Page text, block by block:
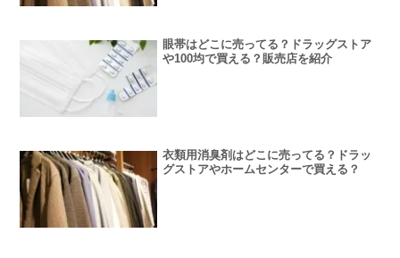
眼帯はどこに売ってる？ドラッグストア
や100均で買える？販売店を紹介
衣類用消臭剤はどこに売ってる？ドラッ
グストアやホームセンターで買える？